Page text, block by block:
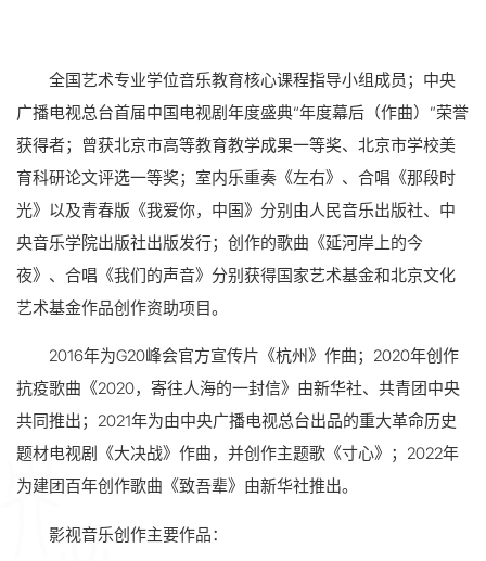
全国艺术专业学位音乐教育核心课程指导小组成员；中央
广播电视总台首届中国电视剧年度盛典“年度幕后（作曲）”荣誉
获得者；曾获北京市高等教育教学成果一等奖、北京市学校美
育科研论文评选一等奖；室内乐重奏《左右》、合唱《那段时
光》以及青春版《我爱你，中国》分别由人民音乐出版社、中
央音乐学院出版社出版发行；创作的歌曲《延河岸上的今
夜》、合唱《我们的声音》分别获得国家艺术基金和北京文化
艺术基金作品创作资助项目。
2016年为G20峰会官方宣传片《杭州》作曲；2020年创作
抗疫歌曲《2020，寄往人海的一封信》由新华社、共青团中央
共同推出；2021年为由中央广播电视总台出品的重大革命历史
题材电视剧《大决战》作曲，并创作主题歌《寸心》；2022年
为建团百年创作歌曲《致吾辈》由新华社推出。
影视音乐创作主要作品：